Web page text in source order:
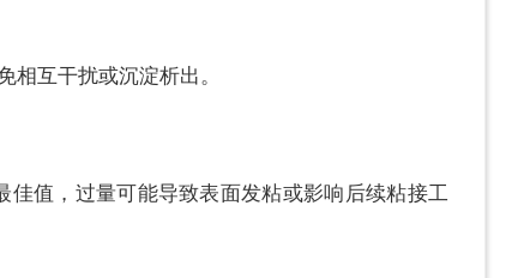
相互干扰或沉淀析出。
佳值，过量可能导致表面发粘或影响后续粘接工